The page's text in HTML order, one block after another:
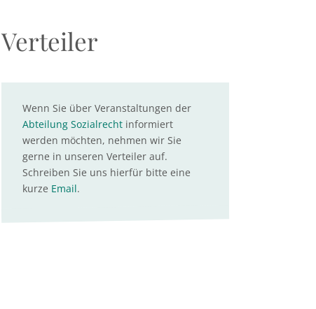
Verteiler
Wenn Sie über Veranstaltungen der
Abteilung Sozialrechtinformiert
werden möchten, nehmen wir Sie
gerne in unseren Verteiler auf.
Schreiben Sie uns hierfür bitte eine
kurze Email.